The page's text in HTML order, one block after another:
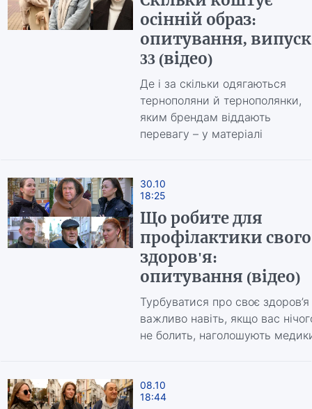
осінній образ:
опитування, випуск
33 (відео)
Де і за скільки одягаються
тернополяни й тернополянки,
яким брендам віддають
перевагу – у матеріалі
30.10
18:25
Що робите для
профілактики свого
здоров'я:
опитування (відео)
Турбуватися про своє здоров’я
важливо навіть, якщо вас
не болить, наголошують
08.10
18:44